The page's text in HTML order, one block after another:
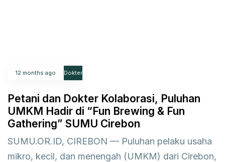
12 months ago Dokter
Petani dan Dokter Kolaborasi, Puluhan
UMKM Hadir di “Fun Brewing & Fun
Gathering” SUMU Cirebon
SUMU.OR.ID, CIREBON — Puluhan pelaku usaha
mikro, kecil, dan menengah (UMKM) dari Cirebon,